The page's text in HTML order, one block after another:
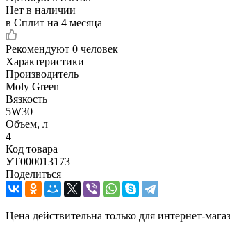
Нет в наличии
в Сплит на 4 месяца
Рекомендуют 0 человек
Характеристики
Производитель
Moly Green
Вязкость
5W30
Объем, л
4
Код товара
УТ000013173
Поделиться
Цена действительна только для интернет-